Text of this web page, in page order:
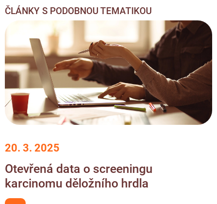
ČLÁNKY S PODOBNOU TEMATIKOU
20. 3. 2025
Otevřená data o screeningu
karcinomu děložního hrdla